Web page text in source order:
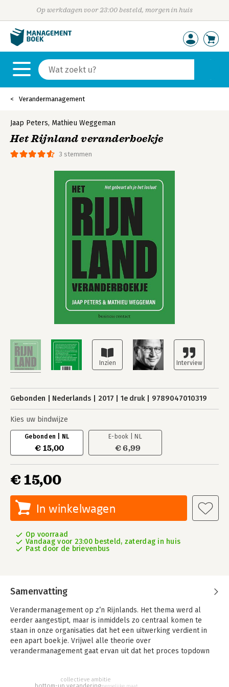
Op werkdagen voor 23:00 besteld, morgen in huis
Verandermanagement
3 stemmen
Jaap Peters, Mathieu Weggeman
Het Rijnland veranderboekje
Gebonden Nederlands 2017 1e druk 9789047010319
Kies uw bindwijze
Gebonden | NL
€ 15,00
E-book | NL
€ 6,99
€ 15,00
In winkelwagen
Op voorraad
Vandaag voor 23:00 besteld, zaterdag in huis
Past door de brievenbus
Samenvatting
Verandermanagement op z’n Rijnlands. Het thema werd al
eerder aangestipt, maar is inmiddels zo centraal komen te
staan in onze organisaties dat het een uitwerking verdient in
een apart boekje. Vrijwel alle theorie over
verandermanagement gaat ervan uit dat het proces topdown
Dat het middel daarmee het doel dwarsboomt, is evident voor
collectieve ambitie